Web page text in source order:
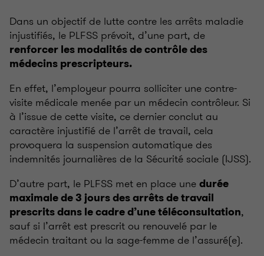
Dans un objectif de lutte contre les arrêts maladie
injustifiés, le PLFSS prévoit, d’une part, de
renforcer les modalités de contrôle des
médecins prescripteurs.
En effet, l’employeur pourra solliciter une contre-
visite médicale menée par un médecin contrôleur. Si
à l’issue de cette visite, ce dernier conclut au
caractère injustifié de l’arrêt de travail, cela
provoquera la suspension automatique des
indemnités journalières de la Sécurité sociale (IJSS).
D’autre part, le PLFSS met en place une durée
maximale de 3 jours des arrêts de travail
prescrits dans le cadre d’une téléconsultation,
sauf si l’arrêt est prescrit ou renouvelé par le
médecin traitant ou la sage-femme de l’assuré(e).